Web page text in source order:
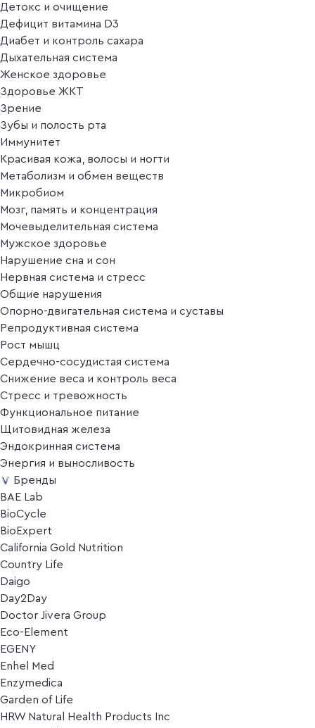
Детокс и очищение
Дефицит витамина D3
Диабет и контроль сахара
Дыхательная система
Женское здоровье
Здоровье ЖКТ
Зрение
Зубы и полость рта
Иммунитет
Красивая кожа, волосы и ногти
Метаболизм и обмен веществ
Микробиом
Мозг, память и концентрация
Мочевыделительная система
Мужское здоровье
Нарушение сна и сон
Нервная система и стресс
Общие нарушения
Опорно-двигательная система и суставы
Репродуктивная система
Рост мышц
Сердечно-сосудистая система
Снижение веса и контроль веса
Стресс и тревожность
Функциональное питание
Щитовидная железа
Эндокринная система
Энергия и выносливость
Бренды
BAE Lab
BioCycle
BioExpert
California Gold Nutrition
Country Life
Daigo
Day2Day
Doctor Jivera Group
Eco-Element
EGENY
Enhel Med
Enzymedica
Garden of Life
HRW Natural Health Products Inc